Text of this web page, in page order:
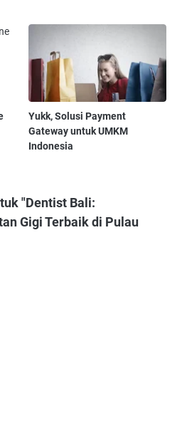
Yukk, Solusi Payment
Gateway untuk UMKM
Indonesia
"Dentist Bali:
Gigi Terbaik di Pulau